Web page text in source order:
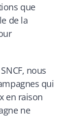
que
de la
nous
qui
en raison
ne